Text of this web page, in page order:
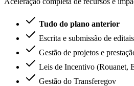
Tudo do plano anterior
Escrita e submissão de editais
Gestão de projetos e
Leis de Incentivo (Rouanet,
Gestão do Transferegov